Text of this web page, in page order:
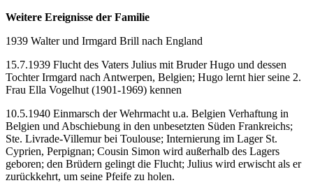
Weitere Ereignisse der Familie
1939 Walter und Irmgard Brill nach England
15.7.1939 Flucht des Vaters Julius mit Bruder Hugo und dessen
Tochter Irmgard nach Antwerpen, Belgien; Hugo lernt hier seine 2.
Frau Ella Vogelhut (1901-1969) kennen
10.5.1940 Einmarsch der Wehrmacht u.a. Belgien Verhaftung in
Belgien und Abschiebung in den unbesetzten Süden Frankreichs;
Ste. Livrade-Villemur bei Toulouse; Internierung im Lager St.
Cyprien, Perpignan; Cousin Simon wird außerhalb des Lagers
geboren; den Brüdern gelingt die Flucht; Julius wird erwischt als er
zurückkehrt, um seine Pfeife zu holen.